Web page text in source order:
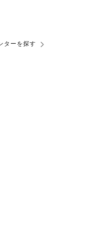
ターを探す